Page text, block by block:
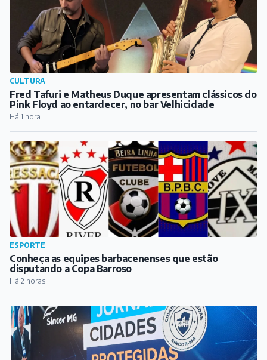
CULTURA
Fred Tafuri e Matheus Duque apresentam clássicos do
Pink Floyd ao entardecer, no bar Velhicidade
Há 1 hora
ESPORTE
Conheça as equipes barbacenenses que estão
disputando a Copa Barroso
Há 2 horas